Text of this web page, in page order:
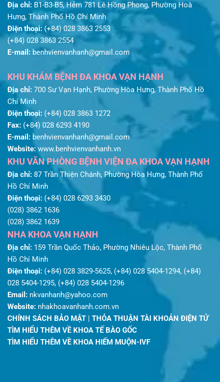
Địa chỉ: B1-B3-B5, Hẻm 781 Lê Hồng Phong, Phường Hoà
Hưng, Thành Phố Hồ Chí Minh
Điện thoại: (+84) 028 3863 2553
(+84) 028 3863 2554
E-mail: benhvienvanhanh@gmail.com
KHU KHÁM BỆNH ĐA KHOA VẠN HẠNH
Địa chỉ: 700 Sư Vạn Hạnh, Phường Hòa Hưng, Thành Phố Hồ
Chí Minh
Điện thoại: (+84) 028 3863 1272
Fax: (+84) 028 6293 4190
E-mail: benhvienvanhanh@gmail.com
Website:www.benhvienvanhanh.vn
KHU VĂN PHÒNG BỆNH VIỆN ĐA KHOA VẠN HẠNH
Địa chỉ: 87 Trần Thiện Chánh, Phường Hòa Hưng, Thành Phố
Hồ Chí Minh
Điện thoại: (+84) 028 6293 3430
(028) 3862 1636
(028) 3862 1639
NHA KHOA VẠN HẠNH
Địa chỉ: 159 Trần Quốc Thảo, Phường Nhiêu Lộc, Thành Phố
Hồ Chí Minh
Điện thoại: (+84) 028 3829-5625, (+84) 028 5404-1294, (+84)
028 5404-1295, (+84) 028 5404-1296
Email: nkvanhanh@yahoo.com
Website: nhakhoavanhanh.com.vn
CHÍNH SÁCH BẢO MẬT
THỎA THUẬN TÀI KHOẢN ĐIỆN TỬ
TÌM HIỂU THÊM VỀ KHOA TẾ BÀO GỐC
TÌM HIỂU THÊM VỀ KHOA HIẾM MUỘN-IVF